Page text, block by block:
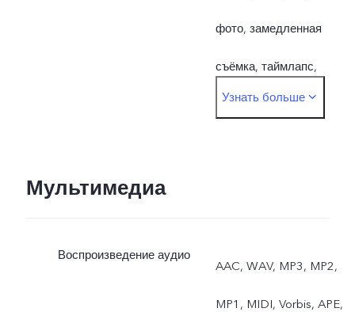
фото, замедленная
съёмка, таймлапс,
профессиональный
Узнать больше
Мультимедиа
Воспроизведение аудио
AAC, WAV, MP3, MP2,
MP1, MIDI, Vorbis, APE,